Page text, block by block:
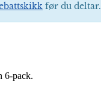
før du deltar.